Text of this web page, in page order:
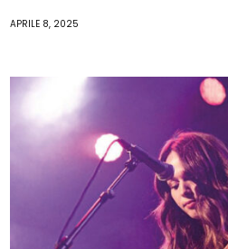
APRILE 8, 2025